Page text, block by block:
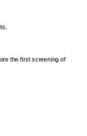
the first screening of